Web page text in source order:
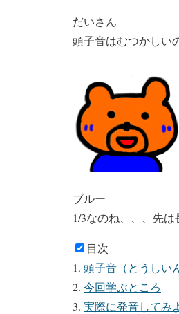
だいさん
頭子音はむつかしい
ブルー
1/3なのね、、、先
目次
頭子音（とうしい
今回学ぶところ
実際に発音してみ